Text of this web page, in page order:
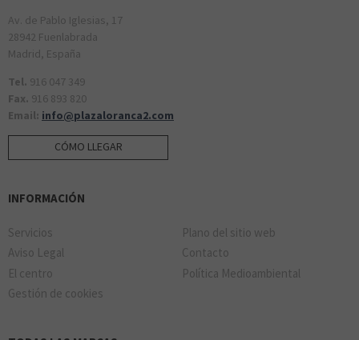
Av. de Pablo Iglesias, 17
28942 Fuenlabrada
Madrid, España
Tel. 916 047 349
Fax. 916 893 820
Email: info@plazaloranca2.com
CÓMO LLEGAR
INFORMACIÓN
Servicios
Plano del sitio web
Aviso Legal
Contacto
El centro
Política Medioambiental
Gestión de cookies